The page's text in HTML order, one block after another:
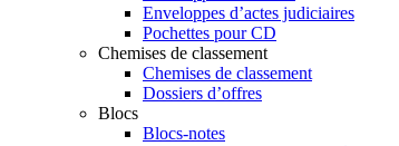
Enveloppes d’actes judiciaires
Pochettes pour CD
Chemises de classement
Chemises de classement
Dossiers d’offres
Blocs
Blocs-notes